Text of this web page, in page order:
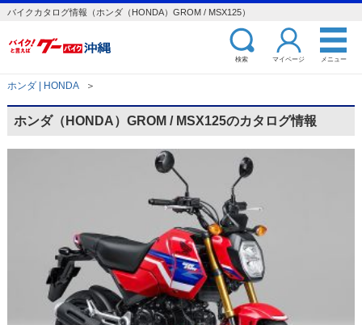
バイクカタログ情報（ホンダ（HONDA）GROM / MSX125）
検索 マイページ メニュー
ホンダ | HONDA ＞
ホンダ（HONDA）GROM / MSX125のカタログ情報